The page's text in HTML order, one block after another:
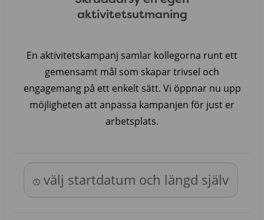
aktivitetsutmaning
En aktivitetskampanj samlar kollegorna runt ett
gemensamt mål som skapar trivsel och
engagemang på ett enkelt sätt. Vi öppnar nu upp
möjligheten att anpassa kampanjen för just er
arbetsplats.
välj startdatum och längd själv